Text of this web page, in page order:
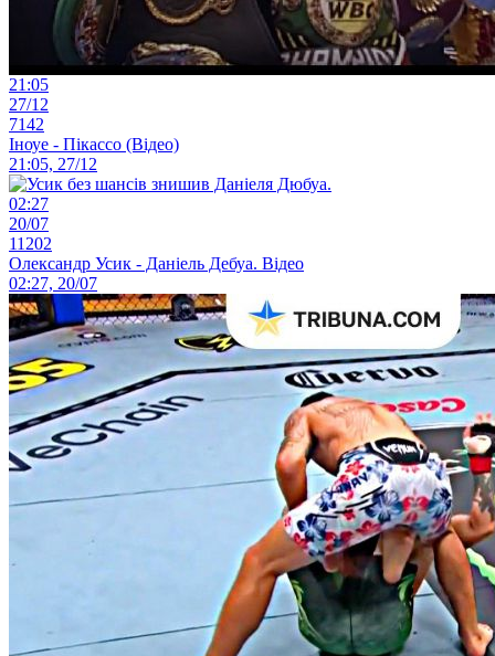
21:05
27/12
7142
Іноуе - Пікассо (Відео)
21:05, 27/12
02:27
20/07
11202
Олександр Усик - Даніель Дебуа. Відео
02:27, 20/07